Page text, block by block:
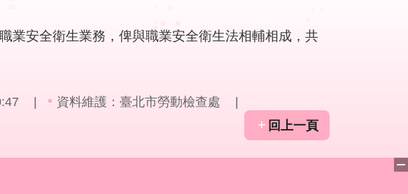
業安全衛生業務，俾與職業安全衛生法相輔相成，共
資料維護：臺北市勞動檢查處
回上一頁